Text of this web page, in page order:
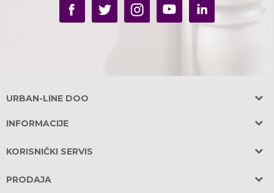
URBAN-LINE DOO
11030 Beograd, Srbija
Telefoni:
INFORMACIJE
Prodajna mesta
KORISNIČKI SERVIS
PRODAJA